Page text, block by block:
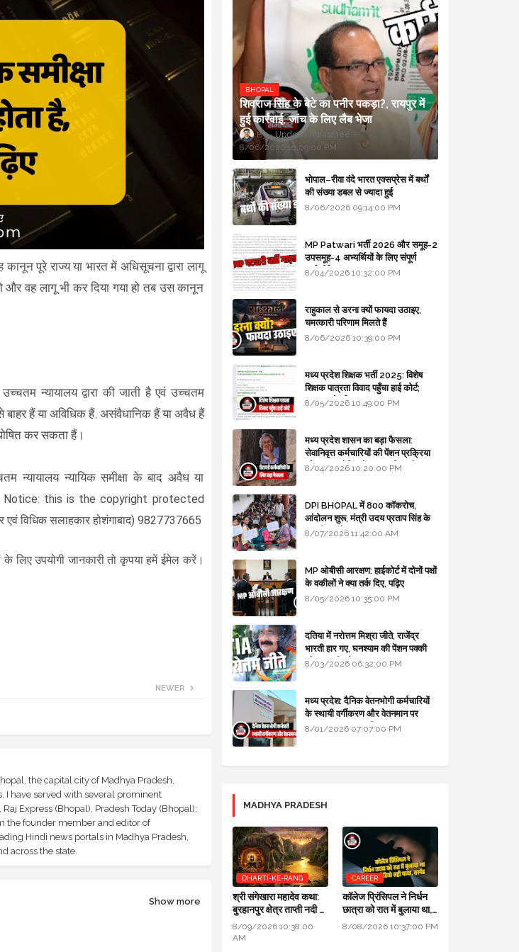
पूरे राज्य या भारत में अधिसूचना द्वारा लागू
और वह लागू भी कर दिया गया हो तब उस कानून
न्यायालय द्वारा की जाती है एवं उच्चतम
बाहर हैं या अविधिक हैं, असंवैधानिक हैं या अवैध हैं
कर सकता हैं।
न्यायिक समीक्षा के बाद अवैध या
Notice: this is the copyright protected
एवं विधिक सलाहकार होशंगाबाद) 9827737665
लिए उपयोगी जानकारी तो कृपया हमें ईमेल करें।
NEWER
the capital city of Madhya Pradesh,
I have served with several prominent
Express (Bhopal), Pradesh Today (Bhopal);
the founder member and editor of
Hindi news portals in Madhya Pradesh,
across the state.
Show more
BHOPAL
शिवराज सिंह के बेटे का पनीर पकड़ा?, रायपुर में
हुई कार्रवाई, जांच के लिए लैब भेजा
Updesh Awasthee
8/06/2026 10:09:00 PM
भोपाल–रीवा वंदे भारत एक्सप्रेस में बर्थों
की संख्या डबल से ज्यादा हुई
8/06/2026 09:14:00 PM
MP Patwari भर्ती 2026 और समूह-2
उपसमूह-4 अभ्यर्थियों के लिए संपूर्ण
मार्गदर्शिका
8/04/2026 10:32:00 PM
राहुकाल से डरना क्यों फायदा उठाइए,
चमत्कारी परिणाम मिलते हैं
8/06/2026 10:39:00 PM
मध्य प्रदेश शिक्षक भर्ती 2025: विशेष
शिक्षक पात्रता विवाद पहुँचा हाई कोर्ट;
सरकार से माँगा जवाब
8/05/2026 10:49:00 PM
मध्य प्रदेश शासन का बड़ा फैसला:
सेवानिवृत्त कर्मचारियों की पेंशन प्रक्रिया
और बजट कोडिंग में हुए क्रांतिकारी
8/04/2026 10:20:00 PM
DPI BHOPAL में 800 कॉकरोच,
आंदोलन शुरू, मंत्री उदय प्रताप सिंह के
घर भी जाएंगे
8/07/2026 11:42:00 AM
MP ओबीसी आरक्षण: हाईकोर्ट में दोनों पक्षों
के वकीलों ने क्या तर्क दिए, पढ़िए
8/05/2026 10:35:00 PM
दतिया में नरोत्तम मिश्रा जीते, राजेंद्र
भारती हार गए, घनश्याम की पेंशन पक्की
और आशुतोष बैक टू...
8/03/2026 06:32:00 PM
मध्य प्रदेश: दैनिक वेतनभोगी कर्मचारियों
के स्थायी वर्गीकरण और वेतनमान पर
सरकार का बड़ा स्पष्टीकरण
8/01/2026 07:07:00 PM
MADHYA PRADESH
DHARTI-KE-RANG
श्री संगेखारा महादेव कथा:
बुरहानपुर क्षेत्र ताप्ती नदी में
स्थित 900 वर्ष प्राचीन
दिव्य अखंड शिवलिंग
8/09/2026 10:38:00
AM
CAREER
कॉलेज प्रिंसिपल ने निर्धन
छात्रा को रात में बुलाया था,
जांच में ऑडियो सही पाया,
8/08/2026 10:37:00 PM